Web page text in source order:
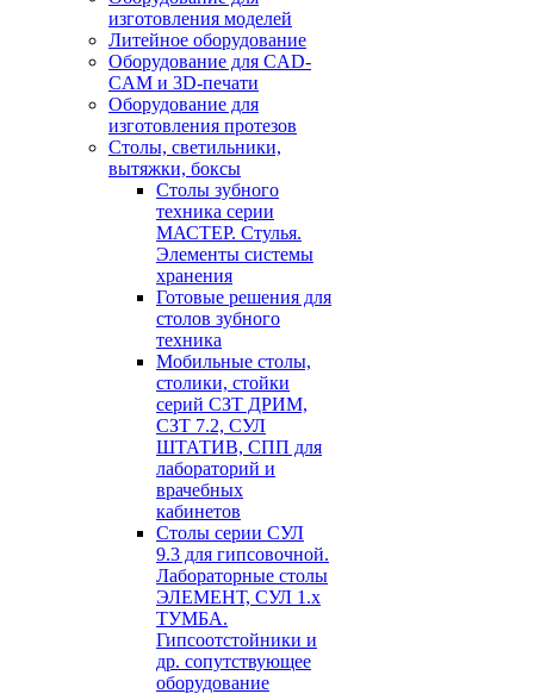
изготовления моделей
Литейное оборудование
Оборудование для CAD-
CAM и 3D-печати
Оборудование для
изготовления протезов
Cтолы, светильники,
вытяжки, боксы
Столы зубного
техника серии
МАСТЕР. Стулья.
Элементы системы
хранения
Готовые решения для
столов зубного
техника
Мобильные столы,
столики, стойки
серий СЗТ ДРИМ,
СЗТ 7.2, СУЛ
ШТАТИВ, СПП для
лабораторий и
врачебных
кабинетов
Столы серии СУЛ
9.3 для гипсовочной.
Лабораторные столы
ЭЛЕМЕНТ, СУЛ 1.х
ТУМБА.
Гипсоотстойники и
др. сопутствующее
оборудование